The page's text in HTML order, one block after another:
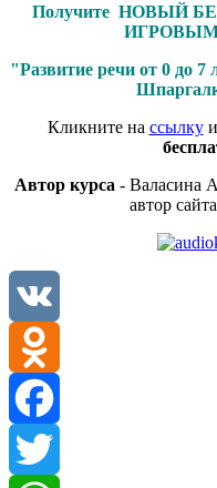
Получите НОВЫЙ
"Развитие речи от 0 до 7
Кликните на ссылку
Автор курса - Валасина
автор
VK
Odnoklassniki
Facebook